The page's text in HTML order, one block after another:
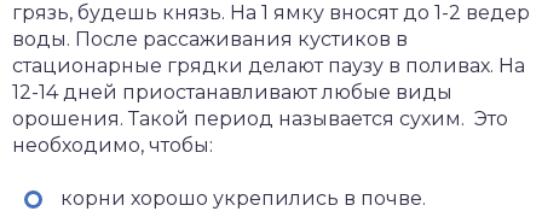
грязь, будешь князь. На 1 ямку вносят до 1-2 ведер
воды. После рассаживания кустиков в
стационарные грядки делают паузу в поливах. На
12-14 дней приостанавливают любые виды
орошения. Такой период называется сухим. Это
необходимо, чтобы:
корни хорошо укрепились в почве.